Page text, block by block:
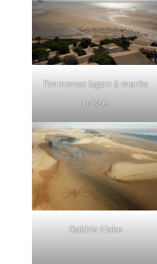
l’immense lagon à marée
basse
Dakhla Flake